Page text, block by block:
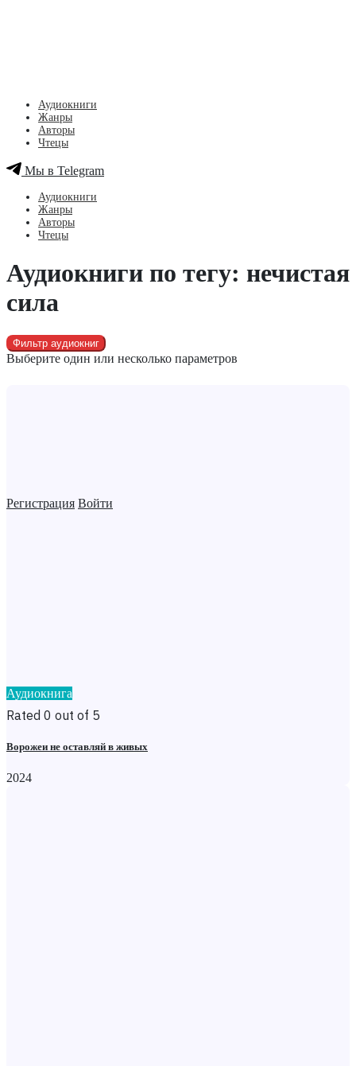
Регистрация Войти
Аудиокниги
Жанры
Авторы
Чтецы
Мы в Telegram
Аудиокниги
Жанры
Авторы
Чтецы
Аудиокниги по тегу: нечистая
сила
Фильтр аудиокниг
Выберите один или несколько параметров
Аудиокнига
Rated 0 out of 5
Ворожеи не оставляй в живых
2024